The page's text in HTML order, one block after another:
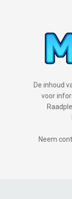
De inhoud
voor
Neem